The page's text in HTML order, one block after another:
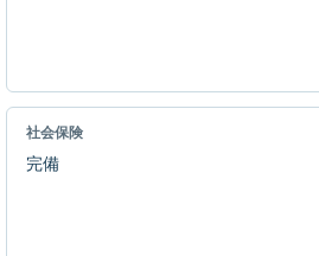
社会保険
完備